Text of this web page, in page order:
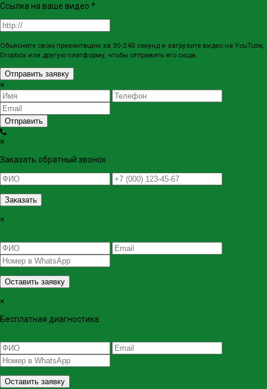
Ссылка на ваше видео *
Объясните свою презентацию за 30-240 секунд и загрузите видео на YouTube,
Dropbox или другую платформу, чтобы отправить его сюда.
Отправить заявку
×
Отправить
×
Заказать обратный звонок
Заказать
×
Оставить заявку
×
Бесплатная диагностика
Оставить заявку